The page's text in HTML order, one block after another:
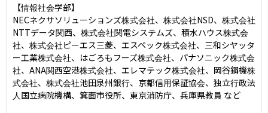
【情報社会学部】
NECネクサソリューションズ株式会社、株式会社NSD、株式会社
NTTデータ関西、株式会社関電システムズ、積水ハウス株式会
社、株式会社ピーエス三菱、エスペック株式会社、三和シヤッタ
ー工業株式会社、はごろもフーズ株式会社、パナソニック株式会
社、ANA関西空港株式会社、エレマテック株式会社、岡谷鋼機株
式会社、株式会社池田泉州銀行、京都信用保証協会、独立行政法
人国立病院機構、箕面市役所、東京消防庁、兵庫県教員 など